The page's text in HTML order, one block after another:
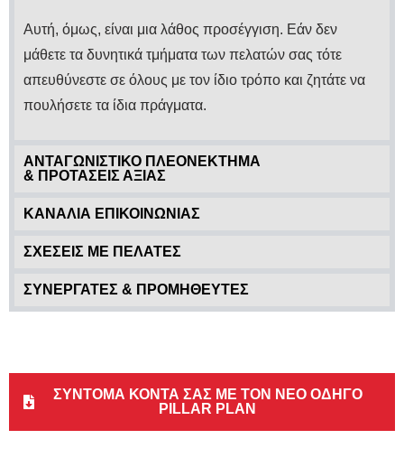
Αυτή, όμως, είναι μια λάθος προσέγγιση. Εάν δεν
μάθετε τα δυνητικά τμήματα των πελατών σας τότε
απευθύνεστε σε όλους με τον ίδιο τρόπο και ζητάτε να
πουλήσετε τα ίδια πράγματα.
ΑΝΤΑΓΩΝΙΣΤΙΚΟ ΠΛΕΟΝΕΚΤΗΜΑ
& ΠΡΟΤΑΣΕΙΣ ΑΞΙΑΣ
ΚΑΝΑΛΙΑ ΕΠΙΚΟΙΝΩΝΙΑΣ
ΣΧΕΣΕΙΣ ΜΕ ΠΕΛΑΤΕΣ
ΣΥΝΕΡΓΑΤΕΣ & ΠΡΟΜΗΘΕΥΤΕΣ
ΣΥΝΤΟΜΑ ΚΟΝΤΑ ΣΑΣ ΜΕ ΤΟΝ ΝΕΟ ΟΔΗΓΟ
PILLAR PLAN